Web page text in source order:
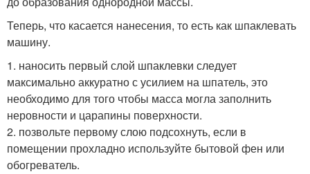
Теперь, что касается нанесения, то есть как шпаклевать
машину.
1. наносить первый слой шпаклевки следует
максимально аккуратно с усилием на шпатель, это
необходимо для того чтобы масса могла заполнить
неровности и царапины поверхности.
2. позвольте первому слою подсохнуть, если в
помещении прохладно используйте бытовой фен или
обогреватель.